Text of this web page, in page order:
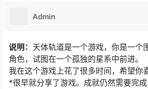
Admin
说明： 天体轨道是一个游戏，你是一个
角色，试图在一个孤独的星系中前进。
我在这个游戏上花了很多时间，希望你
*很早就分享了游戏。成就仍然需要完